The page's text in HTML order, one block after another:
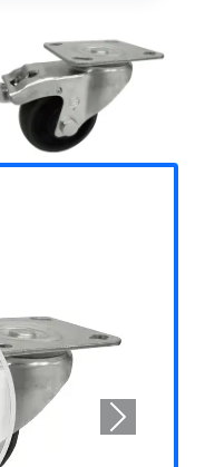
Next